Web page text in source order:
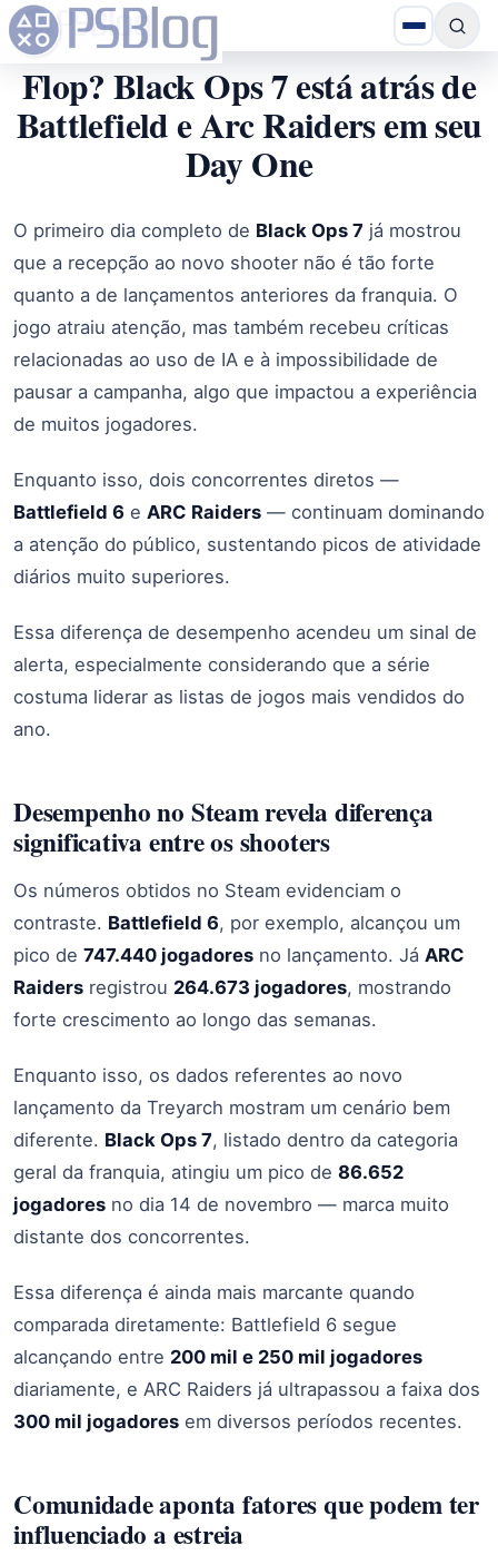
Flop? Black Ops 7 está atrás de
Battlefield e Arc Raiders em seu
Day One
O primeiro dia completo de Black Ops 7 já mostrou
que a recepção ao novo shooter não é tão forte
quanto a de lançamentos anteriores da franquia. O
jogo atraiu atenção, mas também recebeu críticas
relacionadas ao uso de IA e à impossibilidade de
pausar a campanha, algo que impactou a experiência
de muitos jogadores.
Enquanto isso, dois concorrentes diretos —
Battlefield 6 e ARC Raiders — continuam dominando
a atenção do público, sustentando picos de atividade
diários muito superiores.
Essa diferença de desempenho acendeu um sinal de
alerta, especialmente considerando que a série
costuma liderar as listas de jogos mais vendidos do
ano.
Desempenho no Steam revela diferença
significativa entre os shooters
Os números obtidos no Steam evidenciam o
contraste. Battlefield 6, por exemplo, alcançou um
pico de 747.440 jogadores no lançamento. Já ARC
Raiders registrou 264.673 jogadores, mostrando
forte crescimento ao longo das semanas.
Enquanto isso, os dados referentes ao novo
lançamento da Treyarch mostram um cenário bem
diferente. Black Ops 7, listado dentro da categoria
geral da franquia, atingiu um pico de 86.652
jogadores no dia 14 de novembro — marca muito
distante dos concorrentes.
Essa diferença é ainda mais marcante quando
comparada diretamente: Battlefield 6 segue
alcançando entre 200 mil e 250 mil jogadores
diariamente, e ARC Raiders já ultrapassou a faixa dos
300 mil jogadores em diversos períodos recentes.
Comunidade aponta fatores que podem ter
influenciado a estreia